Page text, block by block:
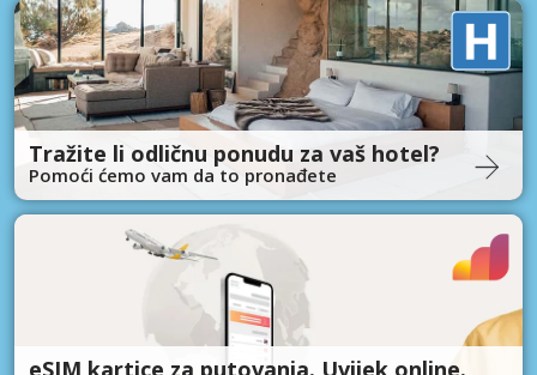
Tražite li odličnu ponudu za vaš hotel?
Pomoći ćemo vam da to pronađete
eSIM kartice za putovanja. Uvijek online.